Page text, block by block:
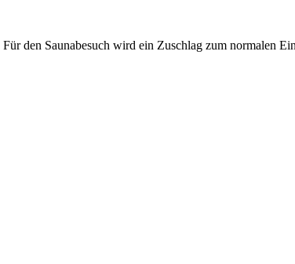
den Saunabesuch wird ein Zuschlag zum normalen